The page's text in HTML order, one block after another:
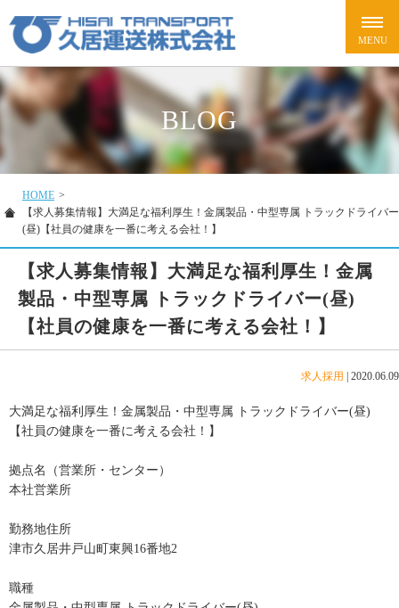
BLOG
HOME >
【求人募集情報】大満足な福利厚生！金属製品・中型専属 トラックドライバー
(昼)【社員の健康を一番に考える会社！】
【求人募集情報】大満足な福利厚生！金属
製品・中型専属 トラックドライバー(昼)
【社員の健康を一番に考える会社！】
求人採用 2020.06.09
大満足な福利厚生！金属製品・中型専属 トラックドライバー(昼)
【社員の健康を一番に考える会社！】
拠点名（営業所・センター）
本社営業所
勤務地住所
津市久居井戸山町東興16番地2
職種